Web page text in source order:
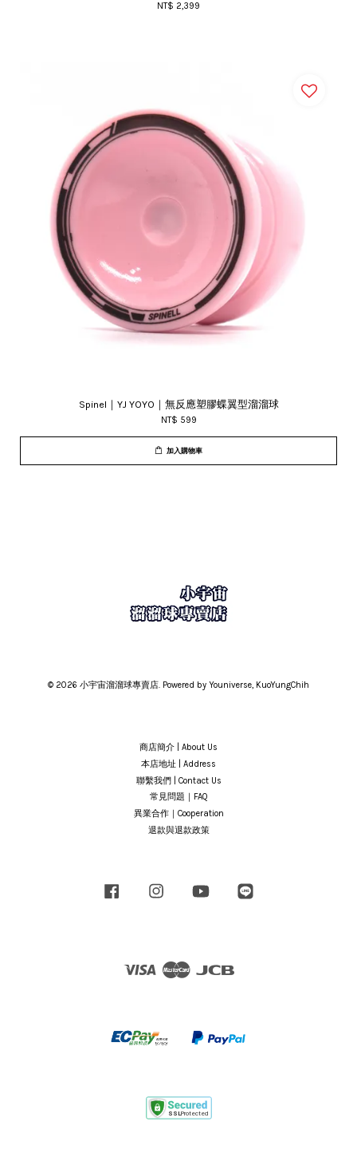
NT$ 2,399
Spinel｜YJ YOYO｜無反應塑膠蝶翼型溜溜球
NT$ 599
加入購物車
© 2026 小宇宙溜溜球專賣店. Powered by Youniverse, KuoYungChih
商店簡介 | About Us
本店地址 | Address
聯繫我們 | Contact Us
常見問題｜FAQ
異業合作｜Cooperation
退款與退款政策
Facebook Instagram YouTube
Visa Master